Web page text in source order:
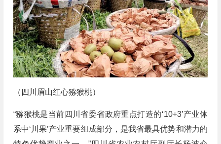
（四川眉山红心猕猴桃）
“猕猴桃是当前四川省委省政府重点打造的‘10+3’产业体
系中‘川果’产业重要组成部分，是我省最具优势和潜力的